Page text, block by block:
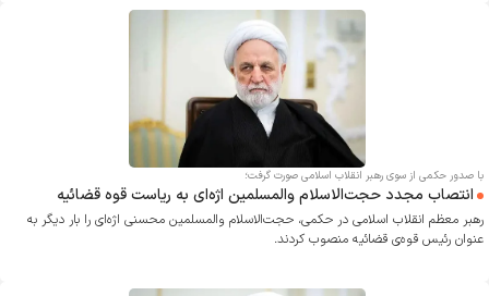
با صدور حکمی از سوی رهبر انقلاب اسلامی صورت گرفت؛
انتصاب مجدد حجت‌الاسلام والمسلمین اژه‌ای به ریاست قوه قضائیه
رهبر معظم انقلاب اسلامی در حکمی، حجت‌الاسلام والمسلمین محسنی اژه‌ای را بار دیگر به
عنوان رئیس قوه‌ی قضائیه منصوب کردند.